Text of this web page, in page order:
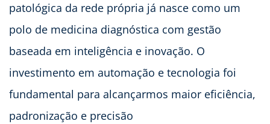
patológica da rede própria já nasce como um
polo de medicina diagnóstica com gestão
baseada em inteligência e inovação. O
investimento em automação e tecnologia foi
fundamental para alcançarmos maior eficiência,
padronização e precisão